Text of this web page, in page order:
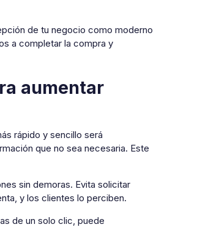
de tu negocio como moderno
a completar la compra y
aumentar
rápido y sencillo será
que no sea necesaria. Este
sin demoras. Evita solicitar
y los clientes lo perciben.
de un solo clic, puede